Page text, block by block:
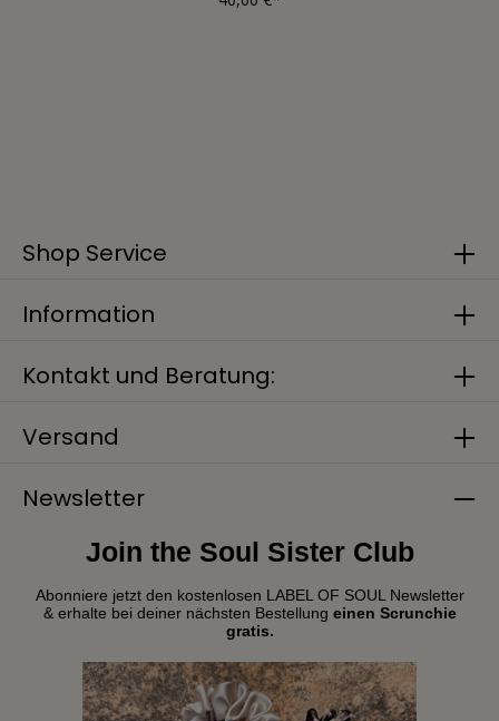
Kontakt und Beratung:
Versand
Newsletter
Join the Soul Sister Club
Abonniere jetzt den kostenlosen LABEL OF SOUL Newsletter
& erhalte bei deiner nächsten Bestellung einen Scrunchie
gratis.
Shop Service
Information